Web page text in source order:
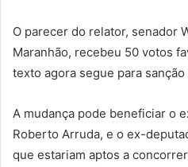
O parecer do relator, senador
Maranhão, recebeu 50 votos
texto agora segue para
A mudança pode beneficiar o
Roberto Arruda, e o ex-
que estariam aptos a